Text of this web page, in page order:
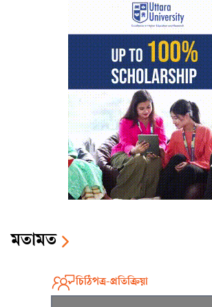
মতামত
চিঠিপত্র-প্রতিক্রিয়া